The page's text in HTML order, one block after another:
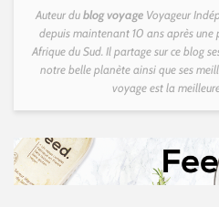
Auteur dublog voyageVoyageur
depuis maintenant 10 ans après une
Afrique du Sud. Il partage sur ce blog
notre belle planète ainsi que ses
voyage est la